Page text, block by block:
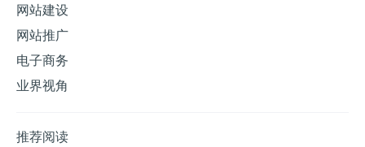
网站建设
网站推广
电子商务
业界视角
推荐阅读